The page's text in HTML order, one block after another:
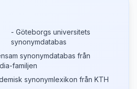
- Göteborgs universitets
synonymdatabas
synonymdatabas från
familjen
synonymlexikon från KTH